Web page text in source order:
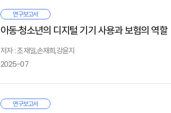
Ⅲ. 임베디드 보험 사례
1. 해외 사례 및 주요 회사 전략
2. 국내 사례
Ⅳ. 결론 및 시사점
· 참고문헌
우리나라의 노인빈곤율은 40%로 OECD 국가 중 가장
국민연금의 경우 이미 적게 내고 많이 받는 구조로 재
만큼 연금을 수령하는 사적연금을 활성화하여 부족한 노후
우리나라의 대표적인 사적연금은 사용자가 근로자를 위
노후자산으로 사용할 유인을 제공하기 위해서는 수익
Ⅰ. 서론
2. 선행연구
1. 퇴직연금
연구보고서
아동·청소년의 디지털 기기 사용과 보험의 역할
저자 : 조재일,손재희,강윤지
2025-07
스마트폰을 중심으로 한 디지털 기기 사용 시간이 일상생
연구보고서